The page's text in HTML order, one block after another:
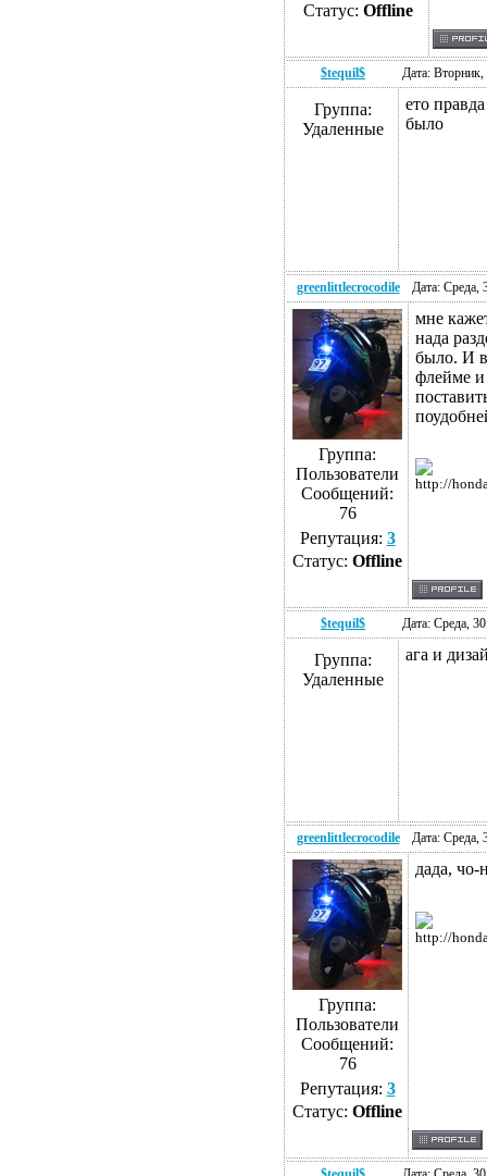
Статус: Offline
$tequil$ Дата:
Группа:
Удаленные
ето
было
greenlittlecrocodile Дата: Среда,
Группа:
Пользователи
Сообщений:
76
Репутация: 3
Статус: Offline
мне
нада
было. И
флейме
http://
$tequil$ Дата: Среда,
Группа:
Удаленные
ага и
greenlittlecrocodile Дата: Среда,
Группа:
Пользователи
Сообщений:
76
Репутация: 3
Статус: Offline
дада,
http://